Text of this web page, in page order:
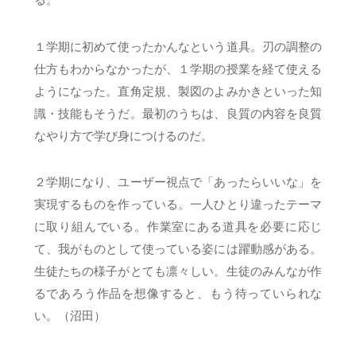
１学期に初めて使ったかんなという道具。刃の調整の
仕方もわからなかったが、１学期の授業を経て使える
ようになった。直角定規、製図のよみかきといった知
識・技能もそうだ。最初のうちは、良質の内容を良質
なやり方で学び身につけるのだ。
２学期になり、ユーザー視点で「あったらいいな」を
実現するものを作っている。一人ひとり違ったテーマ
に取り組んでいる。作業室にある道具を必要に応じ
て、我がものとして使っている姿には躍動感がある。
生徒たちの様子がとても凛々しい。生徒のみんなが作
るであろう作品を想像すると、もう待っていられな
い。（沼田）